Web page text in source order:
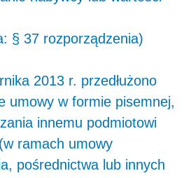
§ 37 rozporządzenia)
2013 r. przedłużono
umowy w formie pisemnej,
innemu podmiotowi
ramach umowy
pośrednictwa lub innych